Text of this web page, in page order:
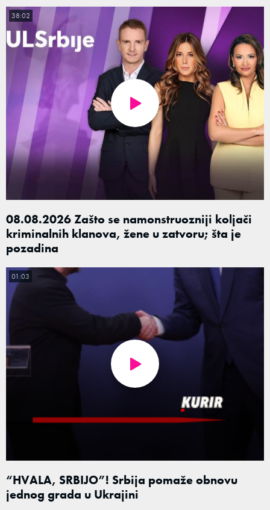
08.08.2026 Zašto se namonstruozniji koljači
kriminalnih klanova, žene u zatvoru; šta je
pozadina
38:02
“HVALA, SRBIJO”! Srbija pomaže obnovu
jednog grada u Ukrajini
01:03